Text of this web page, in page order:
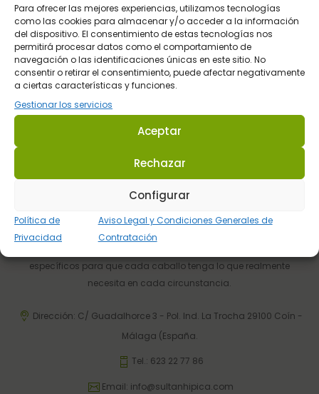
Para ofrecer las mejores experiencias, utilizamos tecnologías
como las cookies para almacenar y/o acceder a la información
del dispositivo. El consentimiento de estas tecnologías nos
permitirá procesar datos como el comportamiento de
navegación o las identificaciones únicas en este sitio. No
consentir o retirar el consentimiento, puede afectar negativamente
a ciertas características y funciones.
Gestionar los servicios
Aceptar
Rechazar
Configurar
Política de
Privacidad
Aviso Legal y Condiciones Generales de
Contratación
Pago Seguro
Pasarela de pago del BBVA
Telefónica y por email
específicos para que cada caballo tenga lo que realmente
necesita en cada circunstancia.
Dirección: C/ Guadalhorce 3 - Pol. Ind. La Trocha 29100 Coín -
Málaga (España.
Tel.: 623 22 77 86
Email: info@sultanhipica.com